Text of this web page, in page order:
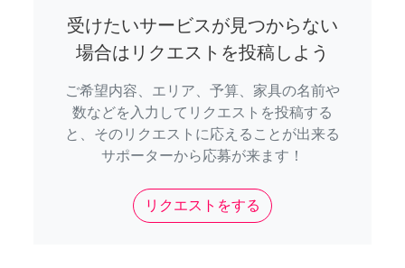
受けたいサービスが見つからない
場合はリクエストを投稿しよう
ご希望内容、エリア、予算、家具の名前や
数などを入力してリクエストを投稿する
と、そのリクエストに応えることが出来る
サポーターから応募が来ます！
リクエストをする